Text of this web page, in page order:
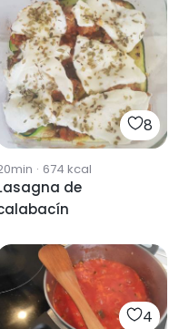
8
· 674 kcal
de
4